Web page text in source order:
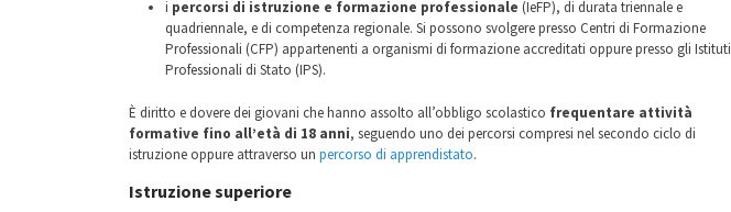
i percorsi di istruzione e formazione professionale (IeFP), di durata triennale e
quadriennale, e di competenza regionale. Si possono svolgere presso Centri di Formazione
Professionali (CFP) appartenenti a organismi di formazione accreditati oppure presso gli Istituti
Professionali di Stato (IPS).
È diritto e dovere dei giovani che hanno assolto all’obbligo scolastico frequentare attività
formative fino all’età di 18 anni, seguendo uno dei percorsi compresi nel secondo ciclo di
istruzione oppure attraverso un percorso di apprendistato.
Istruzione superiore